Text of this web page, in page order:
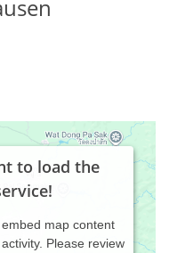
to load the
map content
Please review